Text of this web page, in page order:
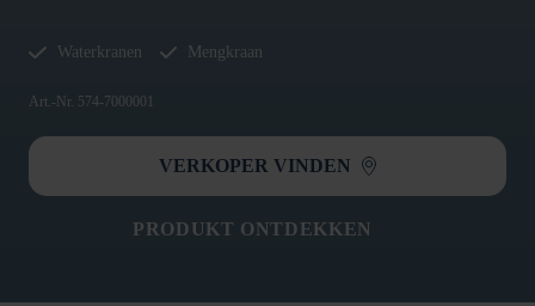
Waterkranen Mengkraan
Art.-Nr. 574-7000001
VERKOPER VINDEN
PRODUKT ONTDEKKEN